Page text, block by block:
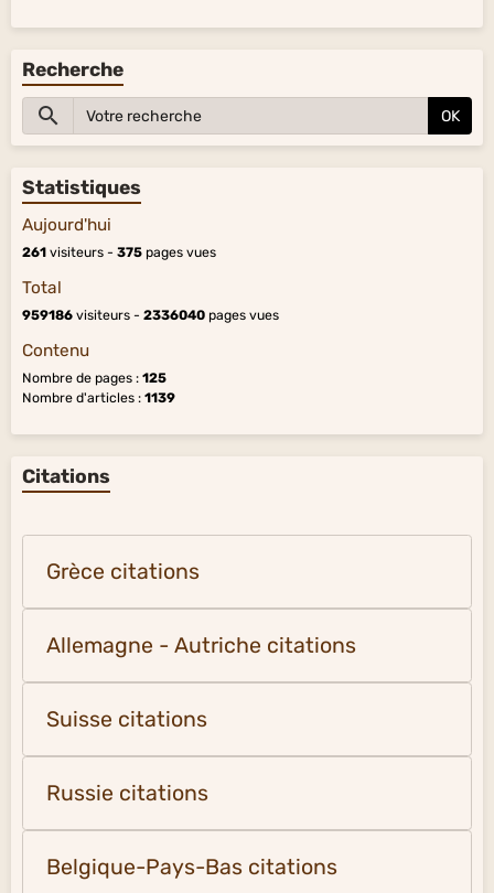
Recherche
OK
Statistiques
Aujourd'hui
261 visiteurs - 375 pages vues
Total
959186 visiteurs - 2336040 pages vues
Contenu
Nombre de pages : 125
Nombre d'articles : 1139
Citations
Grèce citations
Allemagne - Autriche citations
Suisse citations
Russie citations
Belgique-Pays-Bas citations